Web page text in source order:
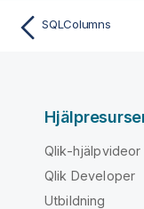
SQLColumns
Qlik-hjälpvideor
Qlik Developer
Utbildning